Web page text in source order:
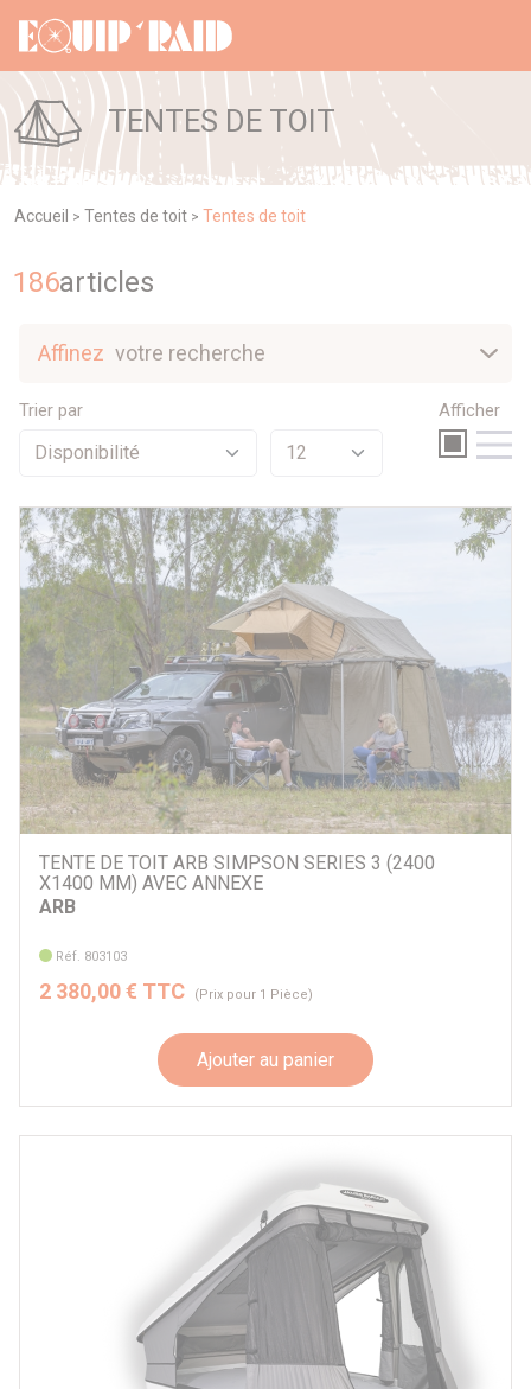
TENTES DE TOIT
Accueil > Tentes de toit > Tentes de toit
186articles
Trier par Afficher
TENTE DE TOIT ARB SIMPSON SERIES 3 (2400
X1400 MM) AVEC ANNEXE
ARB
Réf. 803103
2 380,00 € TTC (Prix pour 1 Pièce)
Ajouter au panier
Affinez votre recherche
Promotions
Par prix
1199 €
Par marque
Alu Cab
ARB
Autohome
Frontrunner
iKamper
James Baroud
Roof Space
Autre
Panneau de gestion des cookies